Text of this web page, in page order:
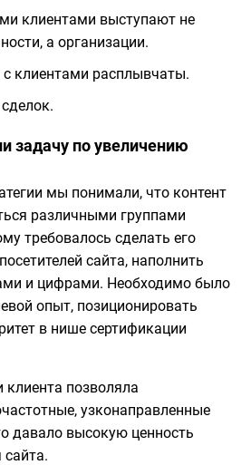
клиентами выступают не
а организации.
с клиентами расплывчаты.
задачу по увеличению
мы понимали, что контент
различными группами
требовалось сделать его
сайта, наполнить
и цифрами. Необходимо было
опыт, позиционировать
в нише сертификации
клиента позволяла
узконаправленные
давало высокую ценность
сайта.